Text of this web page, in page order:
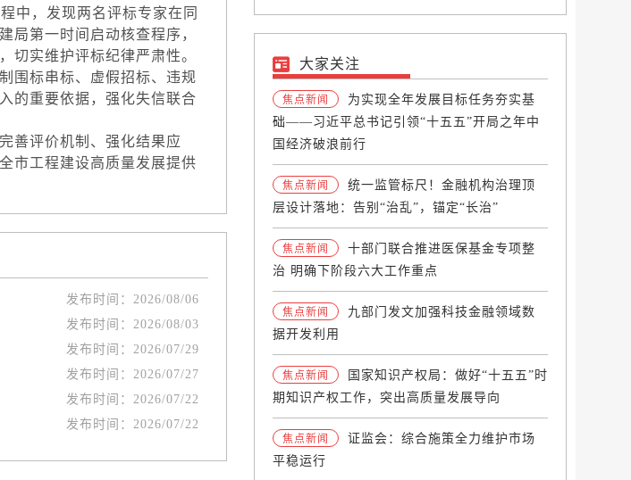
中，发现两名评标专家在同
局第一时间启动核查程序，
切实维护评标纪律严肃性。
围标串标、虚假招标、违规
的重要依据，强化失信联合
善评价机制、强化结果应
市工程建设高质量发展提供
发布时间： 2026/08/06
发布时间： 2026/08/03
发布时间： 2026/07/29
发布时间： 2026/07/27
发布时间： 2026/07/22
发布时间： 2026/07/22
大家关注
焦点新闻
为实现全年发展目标任务夯实基
础——习近平总书记引领“十五五”开局之年中
国经济破浪前行
焦点新闻
统一监管标尺！金融机构治理顶
层设计落地：告别“治乱”，锚定“长治”
焦点新闻
十部门联合推进医保基金专项整
治 明确下阶段六大工作重点
焦点新闻
九部门发文加强科技金融领域数
据开发利用
焦点新闻
国家知识产权局：做好“十五五”时
期知识产权工作，突出高质量发展导向
焦点新闻
证监会：综合施策全力维护市场
平稳运行